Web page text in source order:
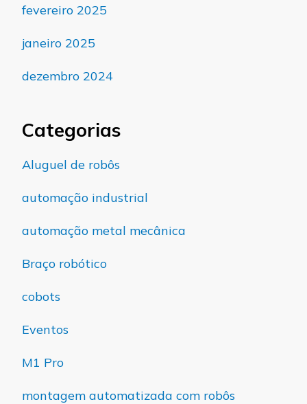
fevereiro 2025
janeiro 2025
dezembro 2024
Categorias
Aluguel de robôs
automação industrial
automação metal mecânica
Braço robótico
cobots
Eventos
M1 Pro
montagem automatizada com robôs